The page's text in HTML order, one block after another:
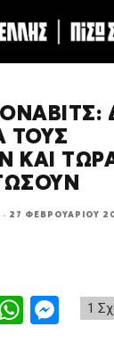
ΤΟΥΣ
ΚΑΙ
· 27 ΦΕΒΡΟΥΑΡΊΟΥ
1
W